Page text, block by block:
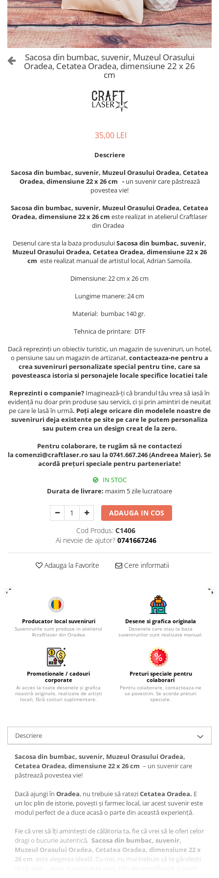
Castelul Peles
Cetatea Alba Carolina
Cetatea de Scaun a Sucevei
Cetatea Oradea
Sighisoara
Bojdeuca "Ion Creanga", Iasi
Casa Darvas La Roche, Oradea
Castelul Julia Hasdeu (Muzeul
Galeria Artei Iesene (Muzeul
Nicolae Gane)
Muzeul National Brukenthal Sibiu
Muzeul National de Istorie a
Muzeul Unirii Iasi
Orase si zone istorice
Colonada Imperiala, Buzias
Oradea
Sibiu
Timisoara
Palate si Curti Domnesti
Curtea Domneasca, Targoviste
Palatul Alexandru Ioan Cuza,
Cani suvenir
Colectia "Orase Medievale"
Colectia Semne de carte Suvenir
Semn de carte suvenir acuarela
Semn de carte suvenir gravat
Magneti de frigider, din lemn
Magneti de frigider acuarela
Mitul Dracula
Personalitati istorice si culturale
Romania
Suport pahare suvenir
Suport pahare suvenir din lemn
Colectia "Visit Romania"
Colectia medievala
Colectia Vintage
Sacosa din bumbac, suvenir, Muzeul Orasului
Oradea, Cetatea Oradea, dimensiune 22 x 26
cm
35,00 LEI
Descriere
Sacosa din bumbac, suvenir, Muzeul Orasului Oradea, Cetatea
Oradea, dimensiune 22 x 26 cm - un suvenir care păstrează
povestea vie!
Sacosa din bumbac, suvenir, Muzeul Orasului Oradea, Cetatea
Oradea, dimensiune 22 x 26 cm este realizat in atelierul Craftlaser
din Oradea
Desenulcare sta la baza produsuluiSacosa din bumbac, suvenir,
Muzeul Orasului Oradea, Cetatea Oradea, dimensiune 22 x 26
cm este realizat manual de artistul local, Adrian Samoila.
Dimensiune: 22 cm x 26 cm
Lungime manere: 24 cm
Material: bumbac 140 gr.
Tehnica de printare: DTF
Dacă reprezinți un obiectiv turistic, un magazin de suveniruri, un hotel,
o pensiune sau un magazin de artizanat,contacteaza-ne pentru a
crea suveniruri personalizate special pentru tine, care sa
povesteasca istoria si personajele locale specifice locatiei tale
Reprezinti o companie? Imaginează-ți că brandul tău vrea să iasă în
evidență nu doar prin produse sau servicii, ci și prin amintiri de neuitat
pe care le lasă în urmă. Poți alege oricare din modelele noastre de
suveniruri deja existente pe site pe care le putem personaliza
sau putem crea un design creat de la zero.
Pentru colaborare, te rugăm să ne contactezi
la comenzi@craftlaser.ro sau la 0741.667.246 (Andreea Maier). Se
acordă prețuri speciale pentru parteneriate!
IN STOC
Durata de livrare: maxim 5 zile lucratoare
ADAUGA IN COS
Cod Produs: C1406
Ai nevoie de ajutor? 0741667246
Adauga la Favorite Cere informatii
Producator local suveniruri
Suvenirurile sunt produse in atelierul
#craftlaser din Oradea
Desene si grafica originala
Desenele care stau la baza
suvenirurilor sunt realizate manual.
Promotionale / cadouri
corporate
Ai acces la toate desenele și grafica
noastră originale, realizate de artiști
locali, fără costuri suplimentare.
Preturi speciale pentru
colaborari
Pentru colaborare, contacteaza-ne
sa povestim. Se acorda preturi
speciale.
Descriere
Sacosa din bumbac, suvenir, Muzeul Orasului Oradea,
Cetatea Oradea, dimensiune 22 x 26 cm – un suvenir care
păstrează povestea vie!
Dacă ajungi în Oradea, nu trebuie să rateziCetatea Oradea. E
un loc plin de istorie, povești și farmec local, iar acest suvenir este
modul perfect de a duce acasă o parte din această experiență.
Fie că vrei să îți amintești de călătoria ta, fie că vrei să le oferi celor
dragi o bucurie autentică, Sacosa din bumbac, suvenir,
Muzeul Orasului Oradea, Cetatea Oradea, dimensiune 22 x
26 cm este alegerea ideală. Cu noi, nu mai trebuie să te gândești